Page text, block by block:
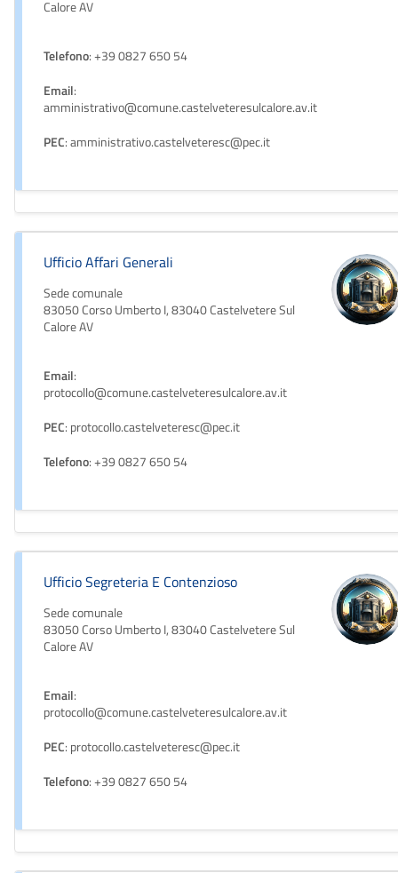
Calore AV
Telefono: +39 0827 650 54
Email:
amministrativo@comune.castelveteresulcalore.av.it
PEC: amministrativo.castelveteresc@pec.it
Ufficio Affari Generali
Sede comunale
83050 Corso Umberto I, 83040 Castelvetere Sul
Calore AV
Email:
protocollo@comune.castelveteresulcalore.av.it
PEC: protocollo.castelveteresc@pec.it
Telefono: +39 0827 650 54
Ufficio Segreteria E Contenzioso
Sede comunale
83050 Corso Umberto I, 83040 Castelvetere Sul
Calore AV
Email:
protocollo@comune.castelveteresulcalore.av.it
PEC: protocollo.castelveteresc@pec.it
Telefono: +39 0827 650 54